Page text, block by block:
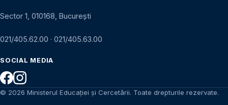
Sector 1, 010168, București
021/405.62.00 · 021/405.63.00
SOCIAL MEDIA
© 2026 Ministerul Educației și Cercetării. Toate drepturile rezervate.